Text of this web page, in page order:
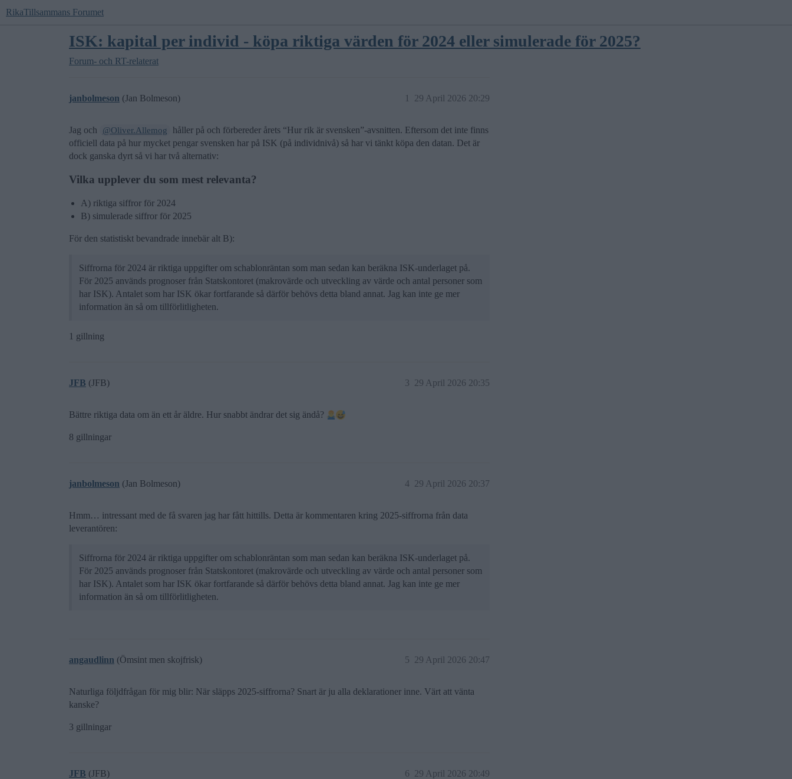
RikaTillsammans Forumet
ISK: kapital per individ - köpa riktiga värden för 2024 eller simulerade för 2025?
Forum- och RT-relaterat
janbolmeson (Jan Bolmeson) 29 April 2026 20:29
1
Jag och @Oliver.Allemog
håller på och förbereder årets “Hur rik är svensken”-avsnitten. Eftersom det inte finns
officiell data på hur mycket pengar svensken har på ISK (på individnivå) så har vi tänkt köpa den datan. Det är
dock ganska dyrt så vi har två alternativ:
Vilka upplever du som mest relevanta?
A) riktiga siffror för 2024
B) simulerade siffror för 2025
För den statistiskt bevandrade innebär alt B):
Siffrorna för 2024 är riktiga uppgifter om schablonräntan som man sedan kan beräkna ISK-underlaget på.
För 2025 används prognoser från Statskontoret (makrovärde och utveckling av värde och antal personer som
har ISK). Antalet som har ISK ökar fortfarande så därför behövs detta bland annat. Jag kan inte ge mer
information än så om tillförlitligheten.
1 gillning
JFB (JFB) 29 April 2026 20:35
3
Bättre riktiga data om än ett år äldre. Hur snabbt ändrar det sig ändå?
8 gillningar
janbolmeson (Jan Bolmeson) 29 April 2026 20:37
4
Hmm… intressant med de få svaren jag har fått hittills. Detta är kommentaren kring 2025-siffrorna från data
leverantören:
Siffrorna för 2024 är riktiga uppgifter om schablonräntan som man sedan kan beräkna ISK-underlaget på.
För 2025 används prognoser från Statskontoret (makrovärde och utveckling av värde och antal personer som
har ISK). Antalet som har ISK ökar fortfarande så därför behövs detta bland annat. Jag kan inte ge mer
information än så om tillförlitligheten.
angaudlinn (Ömsint men skojfrisk) 29 April 2026 20:47
5
Naturliga följdfrågan för mig blir: När släpps 2025-siffrorna? Snart är ju alla deklarationer inne. Värt att vänta
kanske?
3 gillningar
JFB (JFB) 29 April 2026 20:49
6